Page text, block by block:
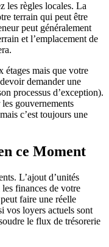
les règles locales. La
terrain qui peut être
peut généralement
et l’emplacement de
étages mais que votre
demander une
processus d’exception).
gouvernements
c’est toujours une
ce Moment
L’ajout d’unités
finances de votre
faire une réelle
vos loyers actuels sont
le flux de trésorerie